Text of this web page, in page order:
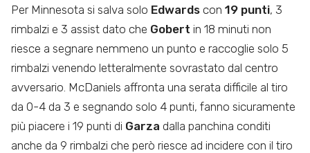
Per Minnesota si salva solo Edwards con 19 punti, 3
rimbalzi e 3 assist dato che Gobert in 18 minuti non
riesce a segnare nemmeno un punto e raccoglie solo 5
rimbalzi venendo letteralmente sovrastato dal centro
avversario. McDaniels affronta una serata difficile al tiro
da 0-4 da 3 e segnando solo 4 punti, fanno sicuramente
più piacere i 19 punti di Garza dalla panchina conditi
anche da 9 rimbalzi che però riesce ad incidere con il tiro